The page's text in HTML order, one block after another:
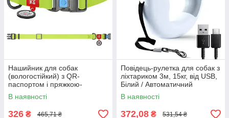
Нашийник для собак
(вологостійкий) з QR-
паспортом і пряжкою-
фастекс, WAUDOG
Waterproof, XL/Амуніція для
В наявності
326 ₴ 465,71 ₴
Повідець-рулетка для собак з
ліхтариком 3м, 15кг, від USB,
Білий / Автоматичний
повідець / Повідець для
собаки
В наявності
372,08 ₴ 531,54 ₴